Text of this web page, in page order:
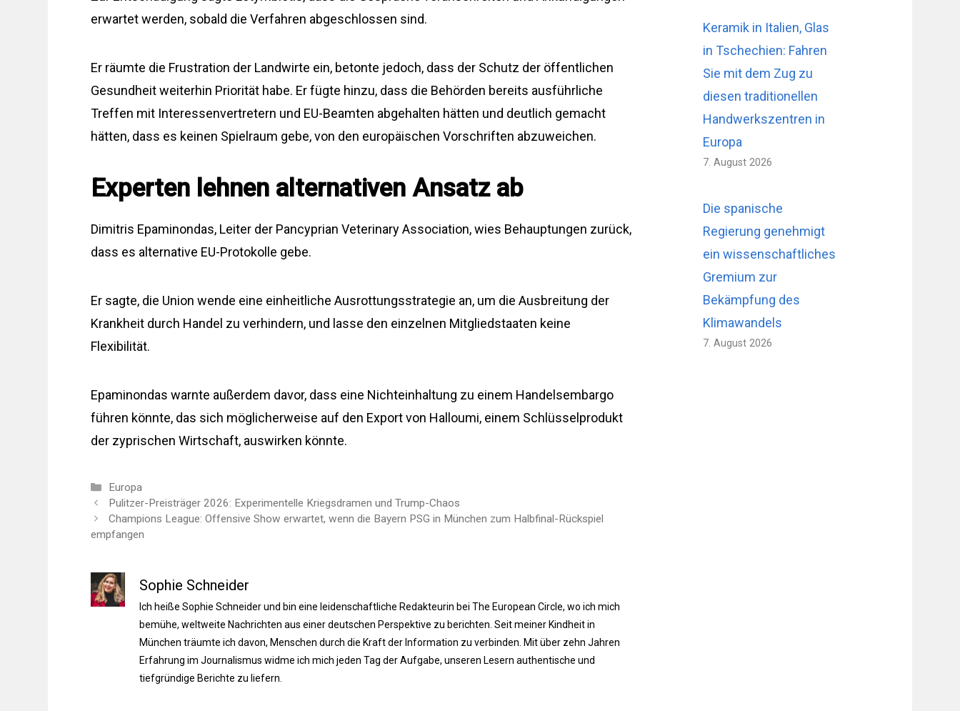
erwartet werden, sobald die Verfahren abgeschlossen sind.
Er räumte die Frustration der Landwirte ein, betonte jedoch, dass der Schutz der öffentlichen
Gesundheit weiterhin Priorität habe. Er fügte hinzu, dass die Behörden bereits ausführliche
Treffen mit Interessenvertretern und EU-Beamten abgehalten hätten und deutlich gemacht
hätten, dass es keinen Spielraum gebe, von den europäischen Vorschriften abzuweichen.
Experten lehnen alternativen Ansatz ab
Dimitris Epaminondas, Leiter der Pancyprian Veterinary Association, wies Behauptungen zurück,
dass es alternative EU-Protokolle gebe.
Er sagte, die Union wende eine einheitliche Ausrottungsstrategie an, um die Ausbreitung der
Krankheit durch Handel zu verhindern, und lasse den einzelnen Mitgliedstaaten keine
Flexibilität.
Epaminondas warnte außerdem davor, dass eine Nichteinhaltung zu einem Handelsembargo
führen könnte, das sich möglicherweise auf den Export von Halloumi, einem Schlüsselprodukt
der zyprischen Wirtschaft, auswirken könnte.
Kategorien
Europa
Pulitzer-Preisträger 2026: Experimentelle Kriegsdramen und Trump-Chaos
Champions League: Offensive Show erwartet, wenn die Bayern PSG in München zum Halbfinal-Rückspiel
empfangen
Sophie Schneider
Ich heiße Sophie Schneider und bin eine leidenschaftliche Redakteurin bei The European Circle, wo ich mich
bemühe, weltweite Nachrichten aus einer deutschen Perspektive zu berichten. Seit meiner Kindheit in
München träumte ich davon, Menschen durch die Kraft der Information zu verbinden. Mit über zehn Jahren
Erfahrung im Journalismus widme ich mich jeden Tag der Aufgabe, unseren Lesern authentische und
tiefgründige Berichte zu liefern.
Keramik in Italien, Glas
in Tschechien: Fahren
Sie mit dem Zug zu
diesen traditionellen
Handwerkszentren in
Europa
7. August 2026
Die spanische
Regierung genehmigt
ein wissenschaftliches
Gremium zur
Bekämpfung des
Klimawandels
7. August 2026